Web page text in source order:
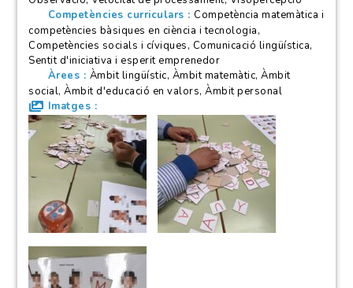
Competències curriculars
Competència matemàtica i
competències bàsiques en ciència i tecnologia,
Competències socials i cíviques, Comunicació lingüística,
Sentit d'iniciativa i esperit emprenedor
Àrees
Àmbit lingüístic, Àmbit matemàtic, Àmbit
social, Àmbit d'educació en valors, Àmbit personal
Imatges